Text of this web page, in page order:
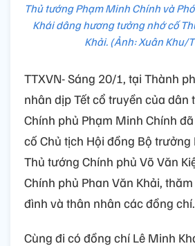
Thủ tướng Phạm Minh Chính và
Khái dâng hương tưởng nhớ cố
Khải. (Ảnh: Xuân Khu/
TTXVN- Sáng 20/1, tại Thành
nhân dịp Tết cổ truyền của dân
Chính phủ Phạm Minh Chính
cố Chủ tịch Hội đồng Bộ trưởng
Thủ tướng Chính phủ Võ Văn
Chính phủ Phan Văn Khải,
đình và thân nhân các đồng chí.
Cùng đi có đồng chí Lê Minh